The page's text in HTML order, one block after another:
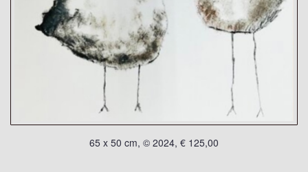
65 x 50 cm, © 2024, € 125,00